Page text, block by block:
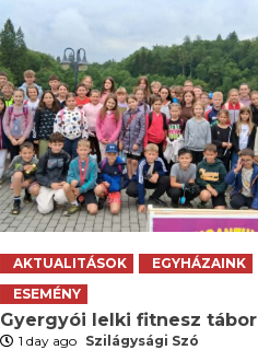
AKTUALITÁSOK
EGYHÁZAINK
ESEMÉNY
Gyergyói lelki fitnesz tábor
1 day ago Szilágysági Szó